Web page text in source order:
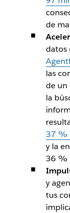
de
datos
las
de un
la
37 %
y la
36 %
y
tus